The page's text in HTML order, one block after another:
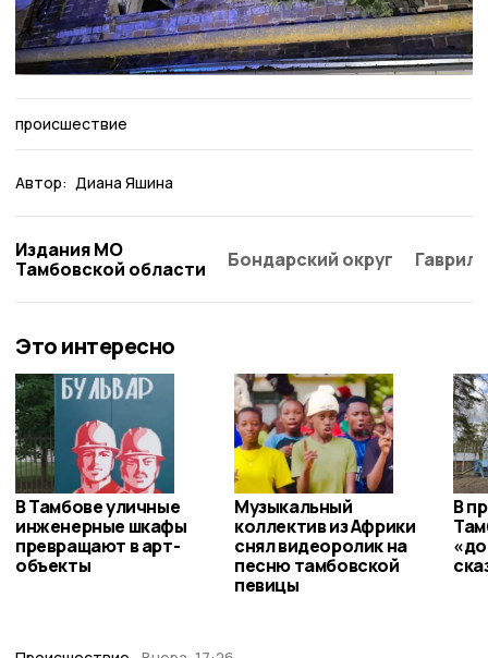
происшествие
Автор: Диана Яшина
Издания МО
Тамбовской области
Бондарский округ
Это интересно
В Тамбове уличные
инженерные шкафы
превращают в арт-
объекты
Музыкальный
коллектив из Африки
снял видеоролик на
песню тамбовской
певицы
В